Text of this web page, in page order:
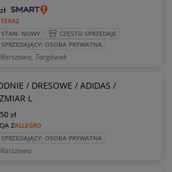
zł
STAN: NOWY
CZĘSTO SPRZEDAJE
SPRZEDAJĄCY: OSOBA PRYWATNA
Targówek
/ DRESOWE / ADIDAS /
L
ZALLEGRO
zł
SPRZEDAJĄCY: OSOBA PRYWATNA